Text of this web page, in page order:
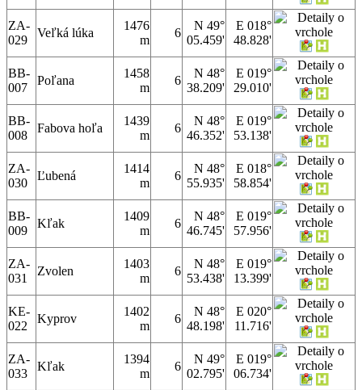
ZA-
029
Veľká lúka
1476
m
6
N 49°
05.459'
E 018°
48.828'
BB-
007
Poľana
1458
m
6
N 48°
38.209'
E 019°
29.010'
BB-
008
Fabova hoľa
1439
m
6
N 48°
46.352'
E 019°
53.138'
ZA-
030
Ľubená
1414
m
6
N 48°
55.935'
E 018°
58.854'
BB-
009
Kľak
1409
m
6
N 48°
46.745'
E 019°
57.956'
ZA-
031
Zvolen
1403
m
6
N 48°
53.438'
E 019°
13.399'
KE-
022
Kyprov
1402
m
6
N 48°
48.198'
E 020°
11.716'
ZA-
033
Kľak
1394
m
6
N 49°
02.795'
E 019°
06.734'